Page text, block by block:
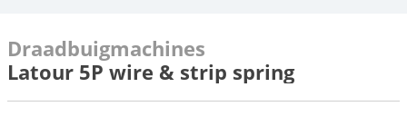
Draadbuigmachines
Latour 5P wire & strip spring